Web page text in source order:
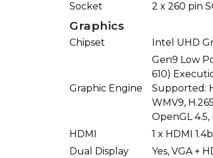
Socket
2 x 260 pin
Graphics
Chipset Intel UHD
Graphic Engine
Gen9 Low
610)
Supported:
WMV9,
OpenGL 4.5,
HDMI
1 x HDMI
Dual Display
Yes, VGA +